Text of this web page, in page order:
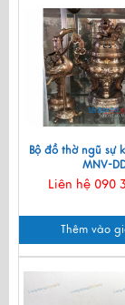
Bộ đồ thờ ngũ sự
MNV-
Liên hệ 090
Thêm vào